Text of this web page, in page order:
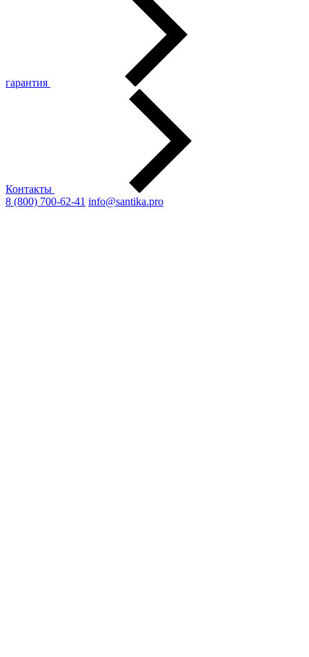
гарантия
Контакты
8 (800) 700-62-41 info@santika.pro